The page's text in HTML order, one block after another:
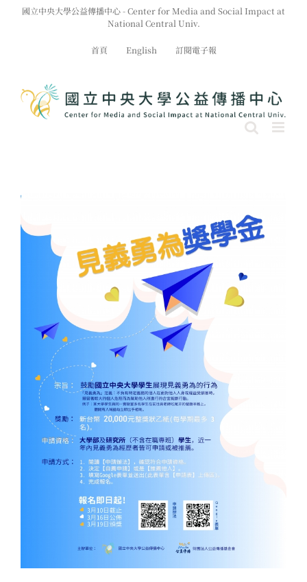
國立中央大學公益傳播中心 - Center for Media and Social Impact at
National Central Univ.
首頁 English 訂閱電子報